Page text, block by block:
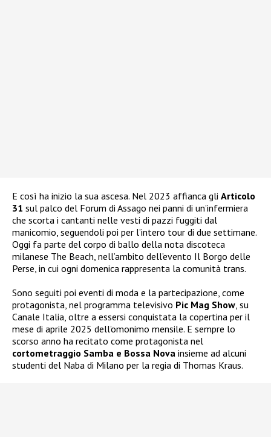
E così ha inizio la sua ascesa. Nel 2023 affianca gli Articolo
31 sul palco del Forum di Assago nei panni di un’infermiera
che scorta i cantanti nelle vesti di pazzi fuggiti dal
manicomio, seguendoli poi per l’intero tour di due settimane.
Oggi fa parte del corpo di ballo della nota discoteca
milanese The Beach, nell’ambito dell’evento Il Borgo delle
Perse, in cui ogni domenica rappresenta la comunità trans.
Sono seguiti poi eventi di moda e la partecipazione, come
protagonista, nel programma televisivo Pic Mag Show, su
Canale Italia, oltre a essersi conquistata la copertina per il
mese di aprile 2025 dell’omonimo mensile. E sempre lo
scorso anno ha recitato come protagonista nel
cortometraggio Samba e Bossa Nova insieme ad alcuni
studenti del Naba di Milano per la regia di Thomas Kraus.